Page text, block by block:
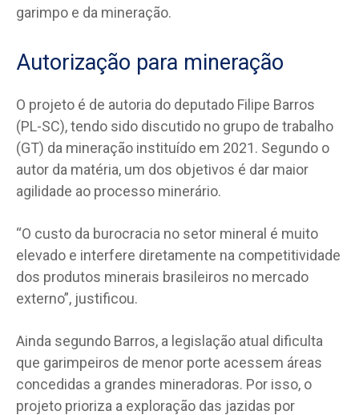
garimpo e da mineração.
Autorização para mineração
O projeto é de autoria do deputado Filipe Barros
(PL-SC), tendo sido discutido no grupo de trabalho
(GT) da mineração instituído em 2021. Segundo o
autor da matéria, um dos objetivos é dar maior
agilidade ao processo minerário.
“O custo da burocracia no setor mineral é muito
elevado e interfere diretamente na competitividade
dos produtos minerais brasileiros no mercado
externo”, justificou.
Ainda segundo Barros, a legislação atual dificulta
que garimpeiros de menor porte acessem áreas
concedidas a grandes mineradoras. Por isso, o
projeto prioriza a exploração das jazidas por